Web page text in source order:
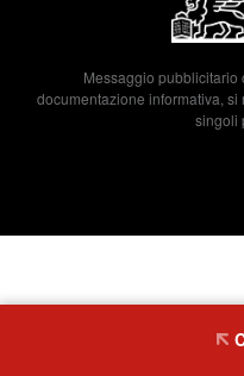
Messaggio pubblicitario
documentazione informativa,
singoli